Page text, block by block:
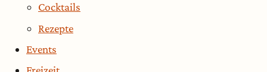
Cocktails
Rezepte
Events